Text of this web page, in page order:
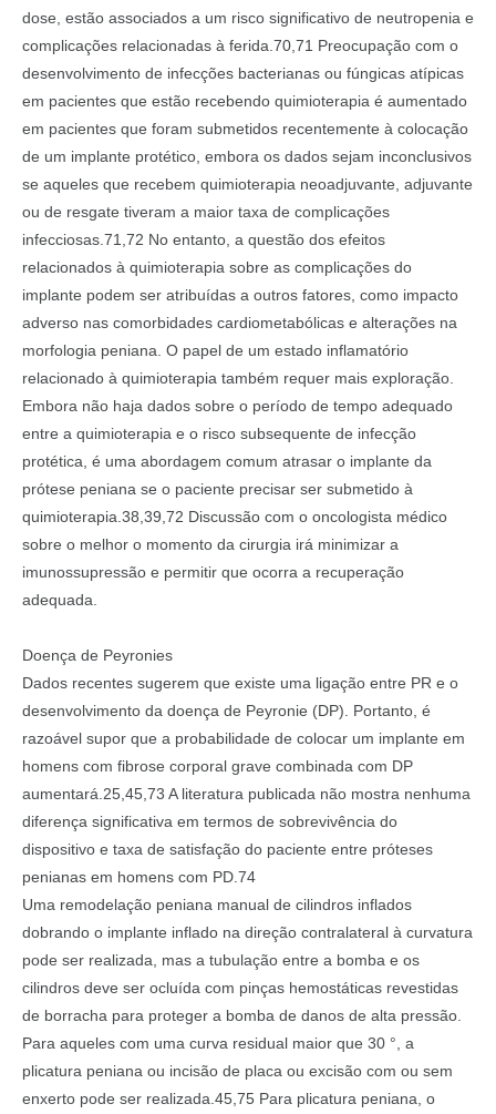
dose, estão associados a um risco significativo de neutropenia e
complicações relacionadas à ferida.70,71 Preocupação com o
desenvolvimento de infecções bacterianas ou fúngicas atípicas
em pacientes que estão recebendo quimioterapia é aumentado
em pacientes que foram submetidos recentemente à colocação
de um implante protético, embora os dados sejam inconclusivos
se aqueles que recebem quimioterapia neoadjuvante, adjuvante
ou de resgate tiveram a maior taxa de complicações
infecciosas.71,72 No entanto, a questão dos efeitos
relacionados à quimioterapia sobre as complicações do
implante podem ser atribuídas a outros fatores, como impacto
adverso nas comorbidades cardiometabólicas e alterações na
morfologia peniana. O papel de um estado inflamatório
relacionado à quimioterapia também requer mais exploração.
Embora não haja dados sobre o período de tempo adequado
entre a quimioterapia e o risco subsequente de infecção
protética, é uma abordagem comum atrasar o implante da
prótese peniana se o paciente precisar ser submetido à
quimioterapia.38,39,72 Discussão com o oncologista médico
sobre o melhor o momento da cirurgia irá minimizar a
imunossupressão e permitir que ocorra a recuperação
adequada.
Doença de Peyronies
Dados recentes sugerem que existe uma ligação entre PR e o
desenvolvimento da doença de Peyronie (DP). Portanto, é
razoável supor que a probabilidade de colocar um implante em
homens com fibrose corporal grave combinada com DP
aumentará.25,45,73 A literatura publicada não mostra nenhuma
diferença significativa em termos de sobrevivência do
dispositivo e taxa de satisfação do paciente entre próteses
penianas em homens com PD.74
Uma remodelação peniana manual de cilindros inflados
dobrando o implante inflado na direção contralateral à curvatura
pode ser realizada, mas a tubulação entre a bomba e os
cilindros deve ser ocluída com pinças hemostáticas revestidas
de borracha para proteger a bomba de danos de alta pressão.
Para aqueles com uma curva residual maior que 30 °, a
plicatura peniana ou incisão de placa ou excisão com ou sem
enxerto pode ser realizada.45,75 Para plicatura peniana, o